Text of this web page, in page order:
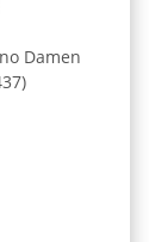
Damen